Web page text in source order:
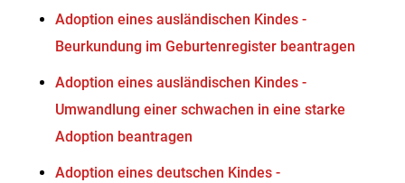
Adoption eines ausländischen Kindes -
Beurkundung im Geburtenregister beantragen
Adoption eines ausländischen Kindes -
Umwandlung einer schwachen in eine starke
Adoption beantragen
Adoption eines deutschen Kindes -